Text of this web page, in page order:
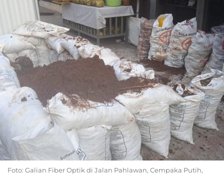
Foto: Galian Fiber Optik di Jalan Pahlawan, Cempaka Putih,